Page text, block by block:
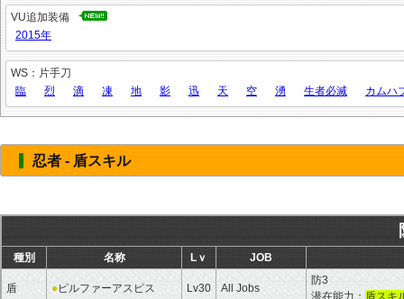
VU追加装備
2015年
WS：片手刀
臨
烈 滴 凍 地 影 迅 天 空 湧 生者必滅 カムハ
忍者 - 盾スキル
種別 名称 Lｖ JOB
盾 ●ピルファーアスピス Lv30 All Jobs
防3